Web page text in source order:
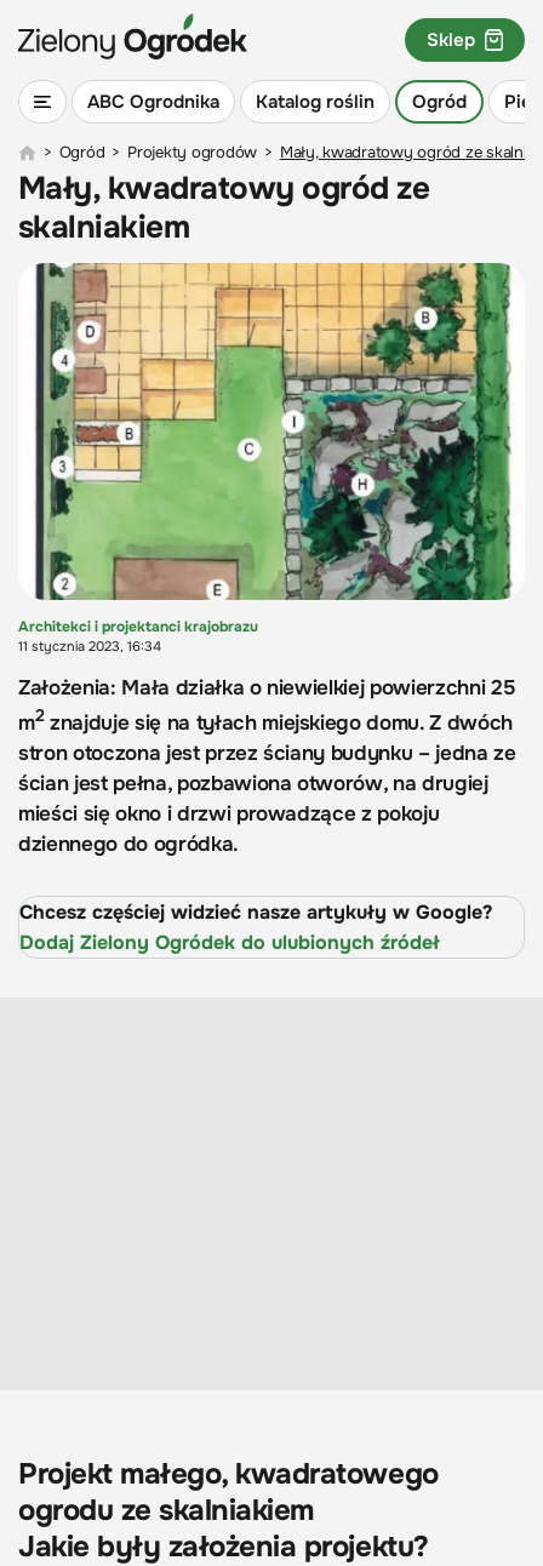
ABC Ogrodnika Katalog roślin Ogród
Sklep
> Ogród > Projekty ogrodów > Mały, kwadratowy ogród ze
Mały, kwadratowy ogród ze
skalniakiem
Architekci i projektanci krajobrazu
11 stycznia 2023, 16:34
Założenia: Mała działka o niewielkiej powierzchni 25
m2znajduje się na tyłach miejskiego domu. Z dwóch
stron otoczona jest przez ściany budynku – jedna ze
ścian jest pełna, pozbawiona otworów, na drugiej
mieści się okno i drzwi prowadzące z pokoju
dziennego do ogródka.
Chcesz częściej widzieć nasze artykuły w Google?
Dodaj Zielony Ogródek do ulubionych źródeł
Projekt małego, kwadratowego
ogrodu ze skalniakiem
Jakie były założenia projektu?